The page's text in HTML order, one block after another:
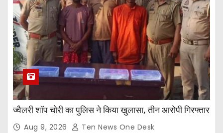
ज्वैलरी शॉप चोरी का पुलिस ने किया खुलासा, तीन आरोपी गिरफ्तार
Aug 9, 2026 Ten News One Desk